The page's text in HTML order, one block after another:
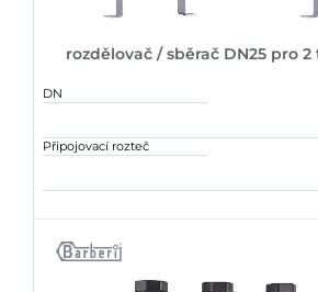
rozdělovač / sběrač DN25 pro
DN
Připojovací rozteč